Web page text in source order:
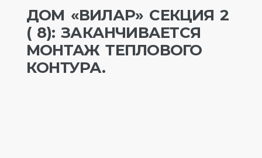
ДОМ «ВИЛАР» СЕКЦИЯ 2
( 8): ЗАКАНЧИВАЕТСЯ
МОНТАЖ ТЕПЛОВОГО
КОНТУРА.